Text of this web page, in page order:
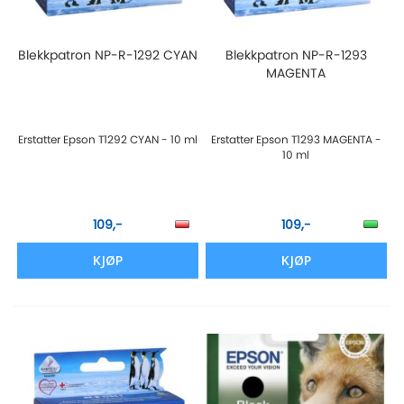
Blekkpatron NP-R-1292 CYAN
Erstatter Epson T1292 CYAN - 10 ml
109,-
KJØP
Blekkpatron NP-R-1293
MAGENTA
Erstatter Epson T1293 MAGENTA -
10 ml
109,-
KJØP